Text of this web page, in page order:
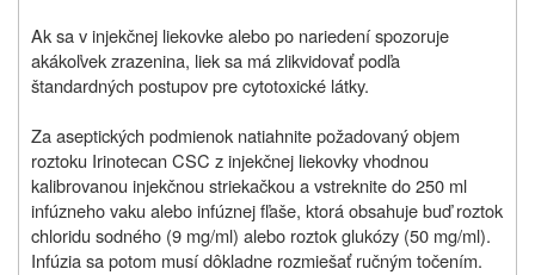
Ak sa v injekčnej liekovke alebo po nariedení spozoruje
akákoľvek zrazenina, liek sa má zlikvidovať podľa
štandardných postupov pre cytotoxické látky.
Za aseptických podmienok natiahnite požadovaný objem
roztoku Irinotecan CSC z injekčnej liekovky vhodnou
kalibrovanou injekčnou striekačkou a vstreknite do 250 ml
infúzneho vaku alebo infúznej fľaše, ktorá obsahuje buď roztok
chloridu sodného (9 mg/ml) alebo roztok glukózy (50 mg/ml).
Infúzia sa potom musí dôkladne rozmiešať ručným točením.